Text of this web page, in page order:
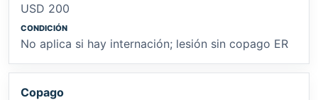
USD 200
No aplica si hay internación; lesión sin copago ER
Copago